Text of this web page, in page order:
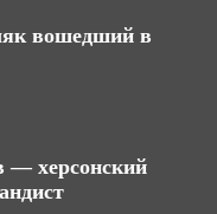
вошедший в
— херсонский